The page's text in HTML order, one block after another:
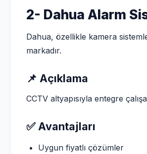
2- Dahua Alarm
Dahua, özellikle kamera
markadır.
📌 Açıklama
CCTV altyapısıyla entegre
✅ Avantajları
Uygun fiyatlı çözümler